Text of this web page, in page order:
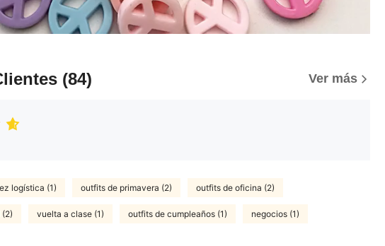
(84) Ver más
logística (1) outfits de primavera (2) outfits de oficina (2)
vuelta a clase (1) outfits de cumpleaños (1) negocios (1)